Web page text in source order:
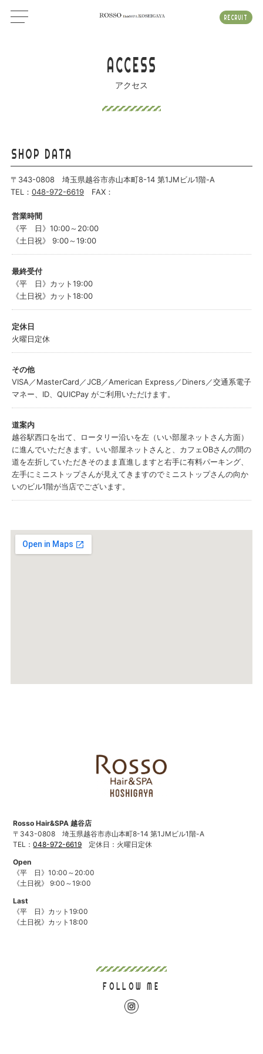
RECRUIT
ACCESS
アクセス
SHOP DATA
〒343-0808 埼玉県越谷市赤山本町8-14 第1JMビル1階-A
TEL： 048-972-6619 FAX：
営業時間
《平 日》10:00～20:00
《土日祝》 9:00～19:00
最終受付
《平 日》カット19:00
《土日祝》カット18:00
定休日
火曜日定休
その他
VISA／MasterCard／JCB／American Express／Diners／交通系電子
マネー、ID、QUICPay がご利用いただけます。
道案内
越谷駅西口を出て、ロータリー沿いを左（いい部屋ネットさん方面）
に進んでいただきます。いい部屋ネットさんと、カフェOBさんの間の
道を左折していただきそのまま直進しますと右手に有料パーキング、
左手にミニストップさんが見えてきますのでミニストップさんの向か
いのビル1階が当店でございます。
Rosso Hair&SPA 越谷店
〒343-0808
埼玉県越谷市赤山本町8-14 第1JMビル1階-A
TEL：048-972-6619 定休日：火曜日定休
Open
《平 日》10:00～20:00
《土日祝》 9:00～19:00
Last
《平 日》カット19:00
《土日祝》カット18:00
FOLLOW ME